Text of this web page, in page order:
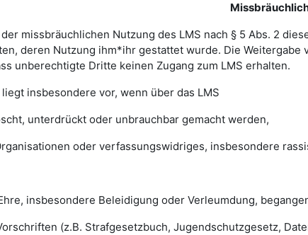
missbräuchlichen Nutzung des LMS nach § 5 Abs. 2
deren Nutzung ihm*ihr gestattet wurde. Die
unberechtigte Dritte keinen Zugang zum LMS erhalten.
insbesondere vor, wenn über das LMS
unterdrückt oder unbrauchbar gemacht werden,
oder verfassungswidriges, insbesondere
insbesondere Beleidigung oder Verleumdung,
(z.B. Strafgesetzbuch, Jugendschutzgesetz,